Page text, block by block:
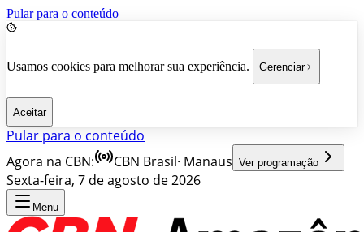
Pular para o conteúdo
Usamos cookies para melhorar sua experiência. Gerenciar
Aceitar
Pular para o conteúdo
Agora na CBN:
CBN Brasil· Manaus Ver programação
Sexta-feira, 7 de agosto de 2026
Menu